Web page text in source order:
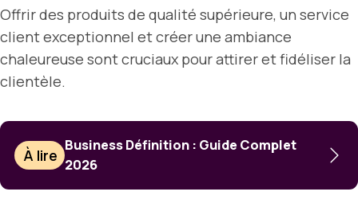
Offrir des produits de qualité supérieure, un service
client exceptionnel et créer une ambiance
chaleureuse sont cruciaux pour attirer et fidéliser la
clientèle.
À lire
Business Définition : Guide Complet
2026